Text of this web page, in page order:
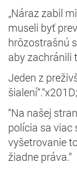
„Náraz zabil
museli byť
hrôzostrašnú
aby zachránili
Jeden z
šialení“.“x201D;
“Na našej
polícia sa viac
vyšetrovanie
žiadne práva.“